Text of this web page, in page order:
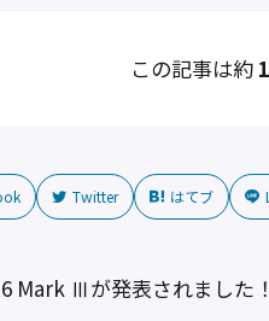
この記事は約
Twitter はてブ
Mark Ⅲが発表されました！